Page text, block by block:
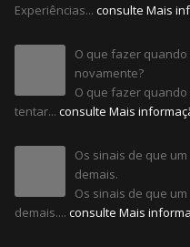
Experiências... consulte Mais
O que fazer
novamente?
O que fazer
tentar... consulte Mais
Os sinais de que
demais.
Os sinais de que
demais.... consulte Mais